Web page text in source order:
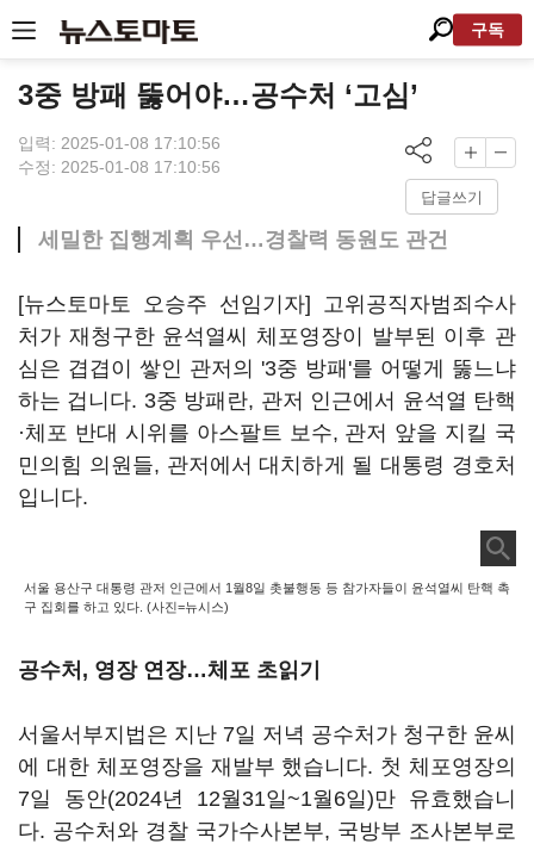
구독
3중 방패 뚫어야…공수처 ‘고심’
입력: 2025-01-08 17:10:56
수정: 2025-01-08 17:10:56
답글쓰기
세밀한 집행계획 우선…경찰력 동원도 관건
[뉴스토마토 오승주 선임기자] 고위공직자범죄수사
처가 재청구한 윤석열씨 체포영장이 발부된 이후 관
심은 겹겹이 쌓인 관저의 '3중 방패'를 어떻게 뚫느냐
하는 겁니다. 3중 방패란, 관저 인근에서 윤석열 탄핵
·체포 반대 시위를 아스팔트 보수, 관저 앞을 지킬 국
민의힘 의원들, 관저에서 대치하게 될 대통령 경호처
입니다.
서울 용산구 대통령 관저 인근에서 1월8일 촛불행동 등 참가자들이 윤석열씨 탄핵 촉
구 집회를 하고 있다. (사진=뉴시스)
공수처, 영장 연장…체포 초읽기
서울서부지법은 지난 7일 저녁 공수처가 청구한 윤씨
에 대한 체포영장을 재발부 했습니다. 첫 체포영장의
7일 동안(2024년 12월31일~1월6일)만 유효했습니
다. 공수처와 경찰 국가수사본부, 국방부 조사본부로